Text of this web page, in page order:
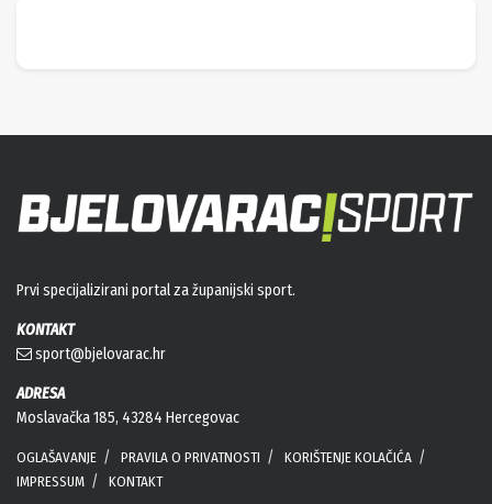
Prvi specijalizirani portal za županijski sport.
KONTAKT
sport@bjelovarac.hr
ADRESA
Moslavačka 185, 43284 Hercegovac
OGLAŠAVANJE PRAVILA O PRIVATNOSTI
KORIŠTENJE KOLAČIĆA
IMPRESSUM
KONTAKT